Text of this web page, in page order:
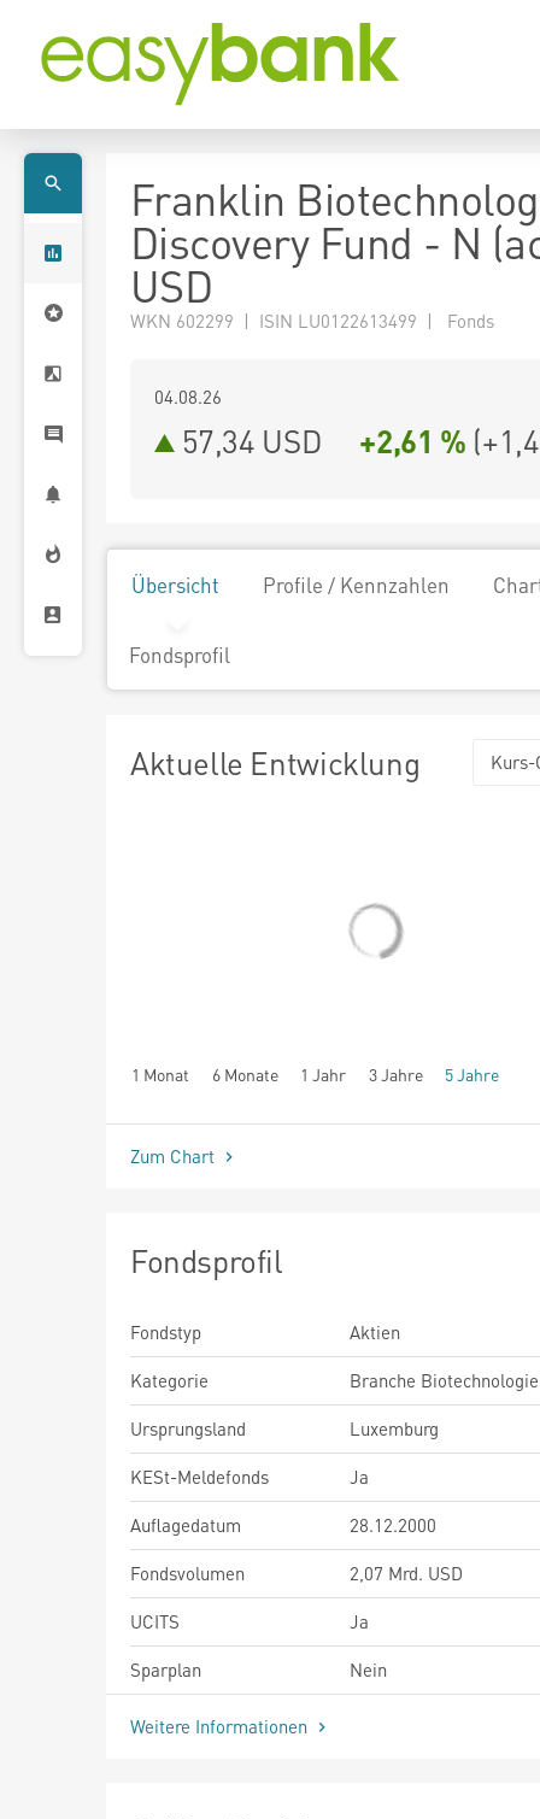
Franklin
Discovery Fund - N
USD
WKN 602299 | ISIN LU0122613499 | Fonds
04.08.26
57,34 USD +2,61 % (
Übersicht Profile / Kennzahlen
Fondsprofil
Aktuelle Entwicklung Kurs-
1 Monat 6 Monate 1 Jahr 3 Jahre 5 Jahre
seit Beginn
Zum Chart
Fondsprofil
Fondstyp
Aktien
Kategorie
Branche Biotechnologie
Ursprungsland
Luxemburg
KESt-Meldefonds
Ja
Auflagedatum
28.12.2000
Fondsvolumen
2,07 Mrd. USD
UCITS
Ja
Sparplan
Nein
Weitere Informationen